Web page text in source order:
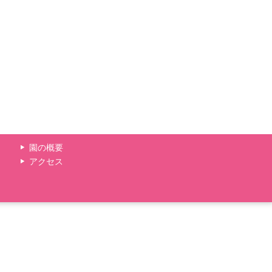
園の概要
アクセス